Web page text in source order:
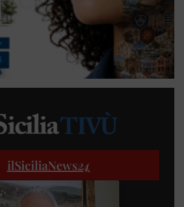
ilSiciliaNews24